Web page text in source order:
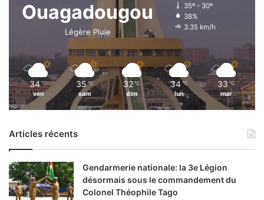
Ouagadougou
Légère Pluie
35º - 30º
38%
3.35 km/h
34 ℃
ven
35 ℃
sam
32 ℃
dim
34 ℃
lun
33 ℃
mar
Articles récents
Gendarmerie nationale: la 3e Légion
désormais sous le commandement du
Colonel Théophile Tago